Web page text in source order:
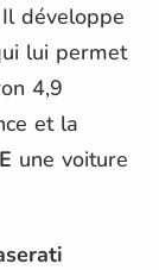
développe
lui permet
4,9
et la
une voiture